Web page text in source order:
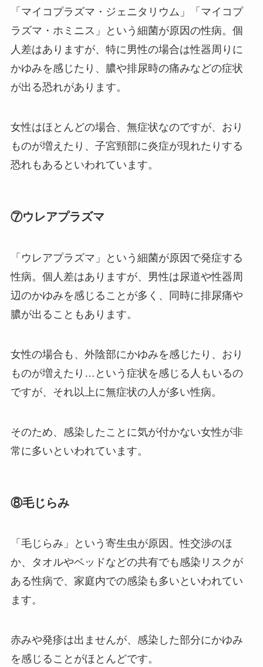
「マイコプラズマ・ジェニタリウム」「マイコプ
ラズマ・ホミニス」という細菌が原因の性病。個
人差はありますが、特に男性の場合は性器周りに
かゆみを感じたり、膿や排尿時の痛みなどの症状
が出る恐れがあります。
女性はほとんどの場合、無症状なのですが、おり
ものが増えたり、子宮頸部に炎症が現れたりする
恐れもあるといわれています。
⑦ウレアプラズマ
「ウレアプラズマ」という細菌が原因で発症する
性病。個人差はありますが、男性は尿道や性器周
辺のかゆみを感じることが多く、同時に排尿痛や
膿が出ることもあります。
女性の場合も、外陰部にかゆみを感じたり、おり
ものが増えたり…という症状を感じる人もいるの
ですが、それ以上に無症状の人が多い性病。
そのため、感染したことに気が付かない女性が非
常に多いといわれています。
⑧毛じらみ
「毛じらみ」という寄生虫が原因。性交渉のほ
か、タオルやベッドなどの共有でも感染リスクが
ある性病で、家庭内での感染も多いといわれてい
ます。
赤みや発疹は出ませんが、感染した部分にかゆみ
を感じることがほとんどです。